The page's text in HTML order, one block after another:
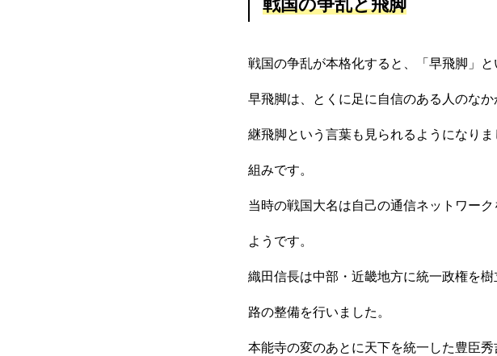
新着情報 会社概要 事業紹介 採用情報
個人情報保護方針 情報セキュリティ基本
戦国の争乱と飛脚
戦国の争乱が本格化すると、「早飛脚」
早飛脚は、とくに足に自信のある人のなか
継飛脚という言葉も見られるようになり
組みです。
当時の戦国大名は自己の通信ネットワー
ようです。
織田信長は中部・近畿地方に統一政権を
路の整備を行いました。
本能寺の変のあとに天下を統一した豊臣